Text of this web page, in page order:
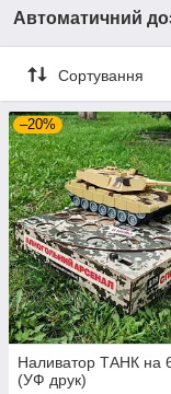
Автоматичний
Сортування
–20%
Наливатор ТАНК на
(УФ друк)